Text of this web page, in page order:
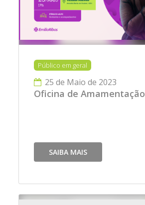
Público em geral
25 de Maio de 2023
Oficina de Amamentação
SAIBA MAIS